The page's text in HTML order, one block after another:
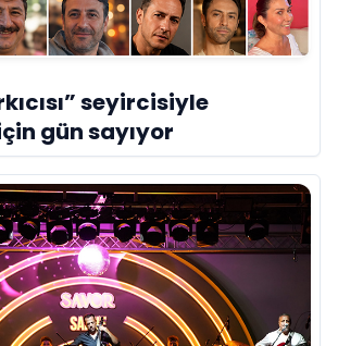
seyircisiyle
gün sayıyor